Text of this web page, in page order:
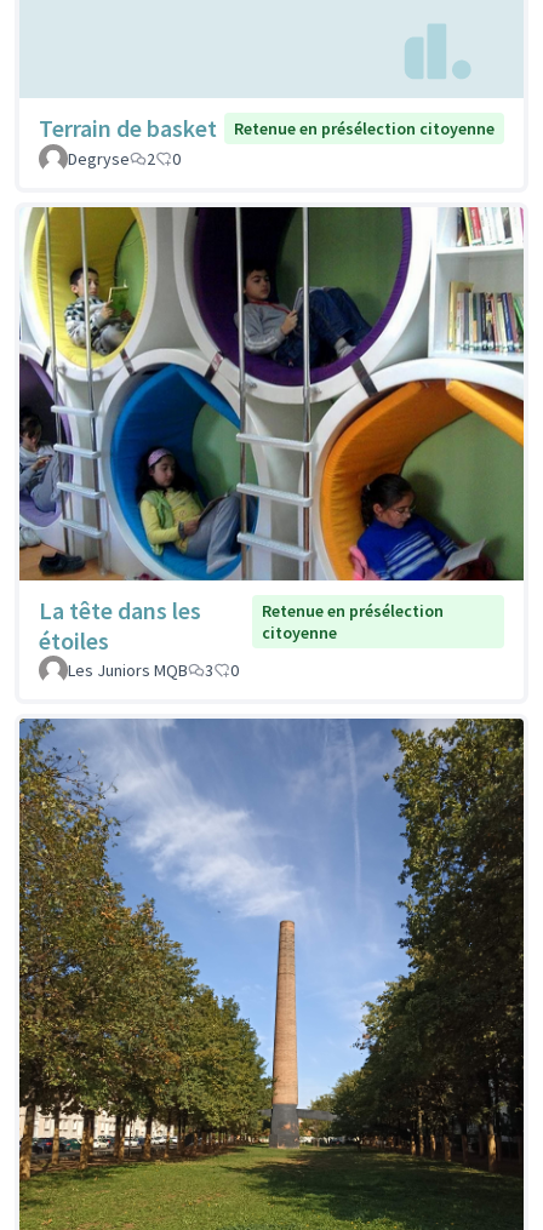
Terrain de basket
Retenue en présélection citoyenne
Degryse
2 0
La tête dans les
étoiles
Retenue en présélection
citoyenne
Les Juniors MQB
3 0